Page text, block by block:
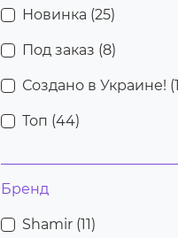
Новинка (25)
Под заказ (8)
Создано в Украине! (1
Топ (44)
Бренд
Shamir (11 )